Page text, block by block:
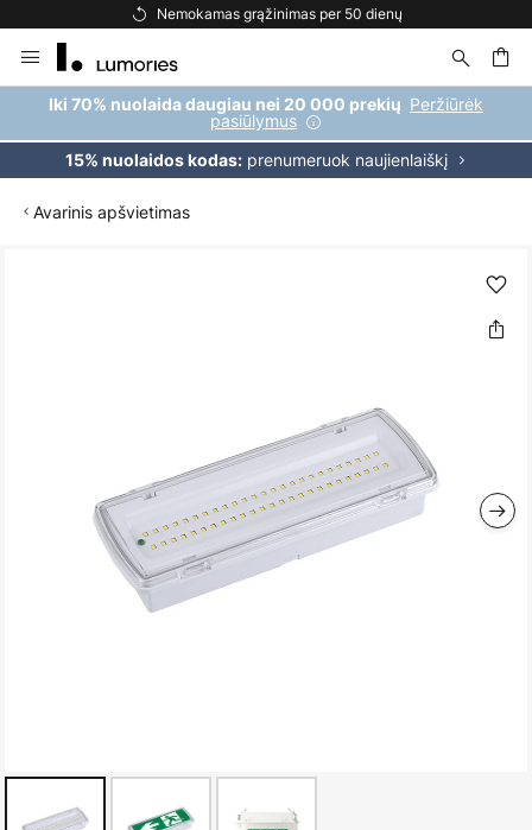
Nemokamas grąžinimas per 50 dienų
to
Content
Iki 70% nuolaida daugiau nei 20 000 prekių Peržiūrėk
pasiūlymus
15% nuolaidos kodas:prenumeruok naujienlaiškį
Avarinis apšvietimas